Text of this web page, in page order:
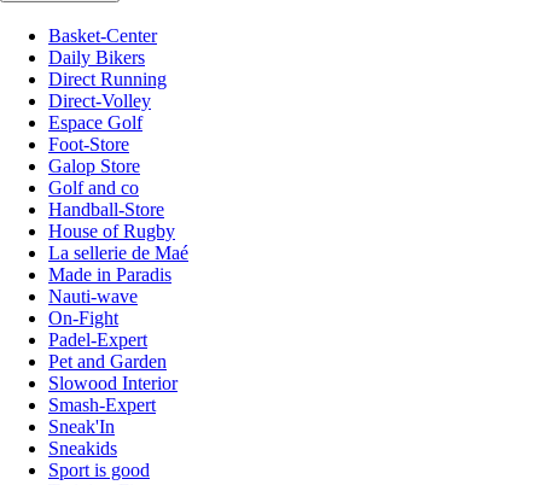
Basket-Center
Daily Bikers
Direct Running
Direct-Volley
Espace Golf
Foot-Store
Galop Store
Golf and co
Handball-Store
House of Rugby
La sellerie de Maé
Made in Paradis
Nauti-wave
On-Fight
Padel-Expert
Pet and Garden
Slowood Interior
Smash-Expert
Sneak'In
Sneakids
Sport is good